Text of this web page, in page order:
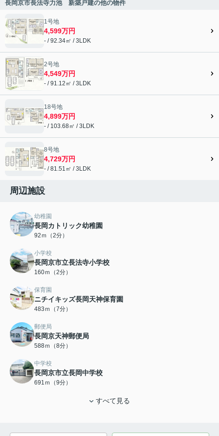
長岡京市長法寺力池 新築戸建の他の物件
1号地
4,599万円
- / 92.34㎡ / 3LDK
2号地
4,549万円
- / 91.12㎡ / 3LDK
18号地
4,899万円
- / 103.68㎡ / 3LDK
8号地
4,729万円
- / 81.51㎡ / 3LDK
周辺施設
幼稚園
長岡カトリック幼稚園
92ｍ（2分）
小学校
長岡京市立長法寺小学校
160ｍ（2分）
保育園
ニチイキッズ長岡天神保育園
483ｍ（7分）
郵便局
長岡京天神郵便局
588ｍ（8分）
中学校
長岡京市立長岡中学校
691ｍ（9分）
すべて見る